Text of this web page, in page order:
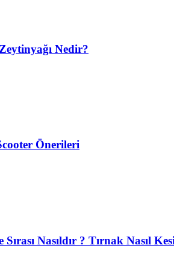
Nedir?
Önerileri
Sırası Nasıldır ? Tırnak Nasıl